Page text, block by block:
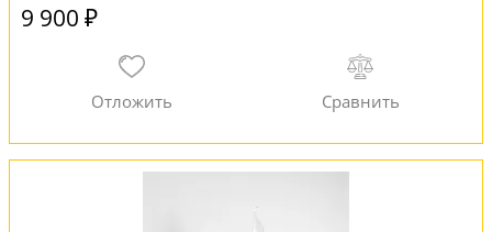
9 900 ₽